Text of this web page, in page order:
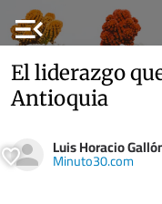
menu_open
El liderazgo
Antioquia
Luis Horacio
Minuto30.com